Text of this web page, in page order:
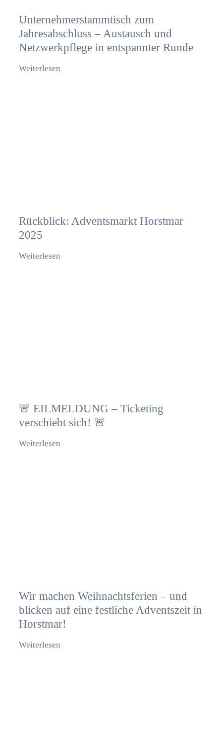
Unternehmerstammtisch zum
Jahresabschluss – Austausch und
Netzwerkpflege in entspannter Runde
Weiterlesen
Rückblick: Adventsmarkt Horstmar
2025
Weiterlesen
🚨 EILMELDUNG – Ticketing
verschiebt sich! 🚨
Weiterlesen
Wir machen Weihnachtsferien – und
blicken auf eine festliche Adventszeit in
Horstmar!
Weiterlesen